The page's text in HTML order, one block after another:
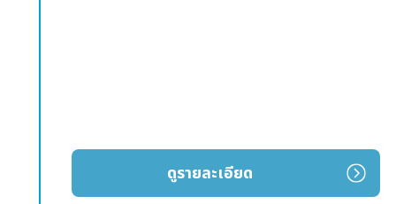
ดูรายละเอียด